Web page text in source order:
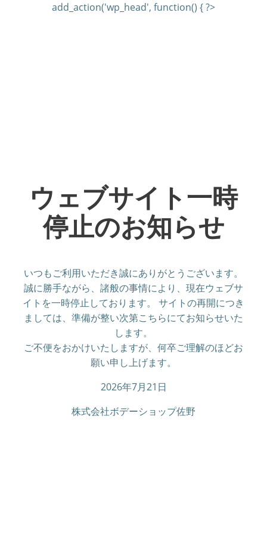
add_action('wp_head', function() { ?>
ウェブサイト一時
停止のお知らせ
いつもご利用いただき誠にありがとうございます。
誠に勝手ながら、諸般の事情により、現在ウェブサ
イトを一時停止しております。 サイトの再開につき
ましては、準備が整い次第こちらにてお知らせいた
します。
ご不便をおかけいたしますが、何卒ご理解のほどお
願い申し上げます。
2026年7月21日
株式会社ボデーショップ佐野